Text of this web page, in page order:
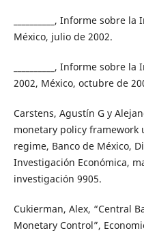
__________, Informe sobre
México, julio de 2002.
__________, Informe sobre
2002, México, octubre de
Carstens, Agustín G y
monetary policy
regime, Banco de México,
Investigación Económica,
investigación 9905.
Cukierman, Alex, “Central
Monetary Control”,